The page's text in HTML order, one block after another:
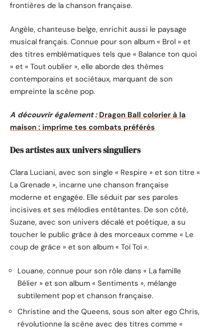
frontières de la chanson française.
Angèle, chanteuse belge, enrichit aussi le paysage
musical français. Connue pour son album « Brol » et
des titres emblématiques tels que « Balance ton quoi
» et « Tout oublier », elle aborde des thèmes
contemporains et sociétaux, marquant de son
empreinte la scène pop.
A découvrir également : Dragon Ball colorier à la
maison : imprime tes combats préférés
Des artistes aux univers singuliers
Clara Luciani, avec son single « Respire » et son titre «
La Grenade », incarne une chanson française
moderne et engagée. Elle séduit par ses paroles
incisives et ses mélodies entêtantes. De son côté,
Suzane, avec son univers décalé et poétique, a su
toucher le public grâce à des morceaux comme « Le
coup de grâce » et son album « Toï Toï ».
Louane, connue pour son rôle dans « La famille
Bélier » et son album « Sentiments », mélange
subtilement pop et chanson française.
Christine and the Queens, sous son alter ego Chris,
révolutionne la scène avec des titres comme «